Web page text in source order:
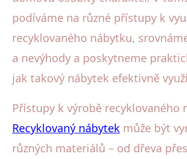
podíváme na různé přístupy k
recyklovaného nábytku,
a nevýhody a poskytneme
jak takový nábytek efektivně
Přístupy k výrobě recyklovaného
Recyklovaný nábytek může být
různých materiálů – od dřeva